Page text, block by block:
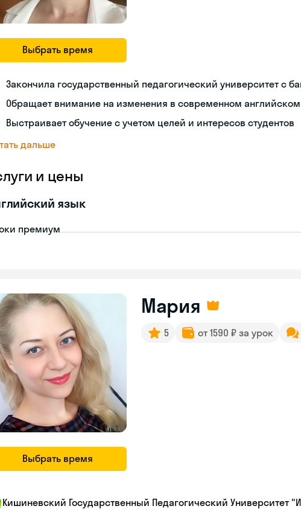
Выбрать время
Закончила государственный педагогический университет с
Обращает внимание на изменения в современном
Выстраивает обучение с учетом целей и интересов студентов
дальше
и цены
язык
премиум
Выбрать время
Мария
5 от 1590 ₽ за урок
Кишиневский Государственный Педагогический Университет